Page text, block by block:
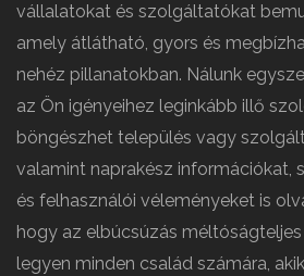
vállalatokat és szolgáltatókat
amely átlátható, gyors és
nehéz pillanatokban. Nálunk
az Ön igényeihez leginkább illő
böngészhet település vagy
valamint naprakész információkat,
és felhasználói véleményeket is
hogy az elbúcsúzás
legyen minden család számára,